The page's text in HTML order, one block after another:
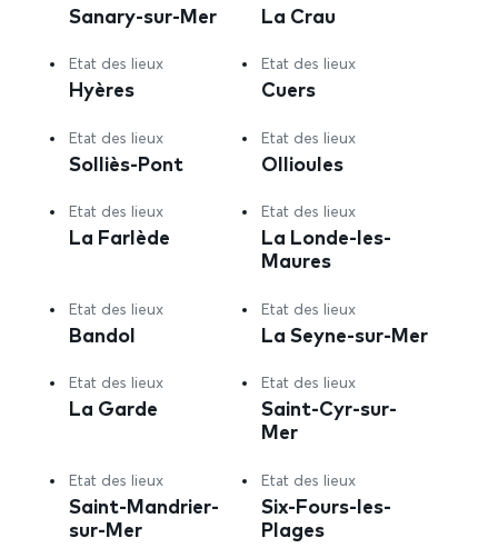
Sanary-sur-Mer La Crau
Etat des lieux
Hyères
Etat des lieux
Cuers
Etat des lieux
Solliès-Pont
Etat des lieux
Ollioules
Etat des lieux
La Farlède
Etat des lieux
La Londe-les-
Maures
Etat des lieux
Bandol
Etat des lieux
La Seyne-sur-Mer
Etat des lieux
La Garde
Etat des lieux
Saint-Cyr-sur-
Mer
Etat des lieux
Saint-Mandrier-
sur-Mer
Etat des lieux
Six-Fours-les-
Plages